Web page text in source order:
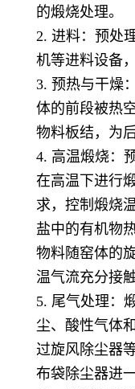
的煅烧处理。
2. 进料：预处
机等进料设备
3. 预热与干燥
体的前段被热
物料板结，为
4. 高温煅烧：
在高温下进行
求，控制煅烧
盐中的有机物
物料随窑体的
温气流充分接
5. 尾气处理：
尘、酸性气体
过旋风除尘器
布袋除尘器进